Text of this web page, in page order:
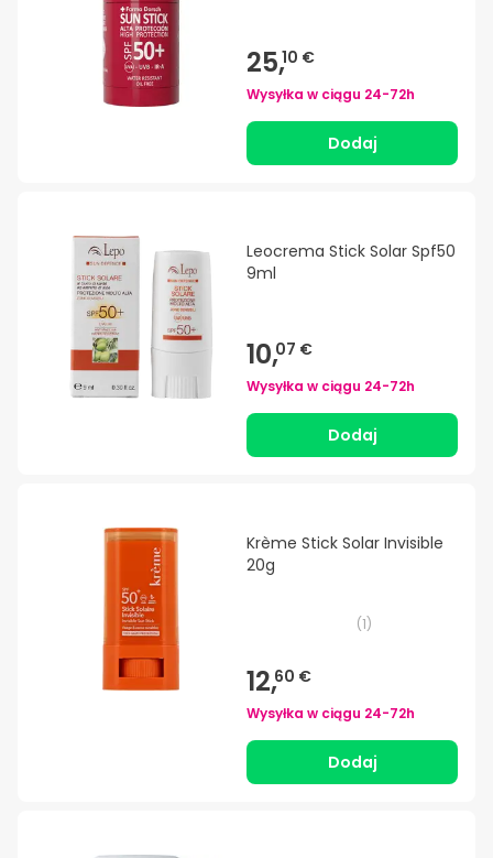
25,10 €
Wysyłka w ciągu 24-72h
Dodaj
Leocrema Stick Solar Spf50
9ml
10,07 €
Wysyłka w ciągu 24-72h
Dodaj
Krème Stick Solar Invisible
20g
(1)
12,60 €
Wysyłka w ciągu 24-72h
Dodaj